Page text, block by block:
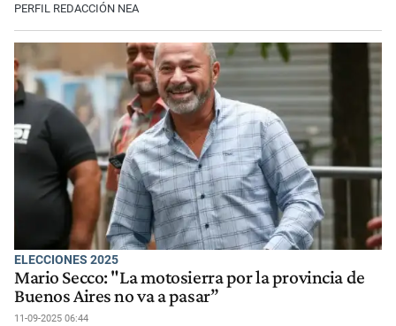
PERFIL REDACCIÓN NEA
ELECCIONES 2025
Mario Secco: "La motosierra por la provincia de
Buenos Aires no va a pasar”
11-09-2025 06:44